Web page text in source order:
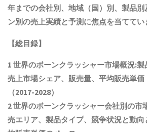
年までの会社別、地域（国）別、製品別
ン別の売上実績と予測に焦点を当ててい
【総目録】
1 世界のボーンクラッシャー市場概況:
売上市場シェア、販売量、平均販売単価
（2017-2028）
2 世界のボーンクラッシャー会社別の市
売エリア、製品タイプ、競争状況と動向